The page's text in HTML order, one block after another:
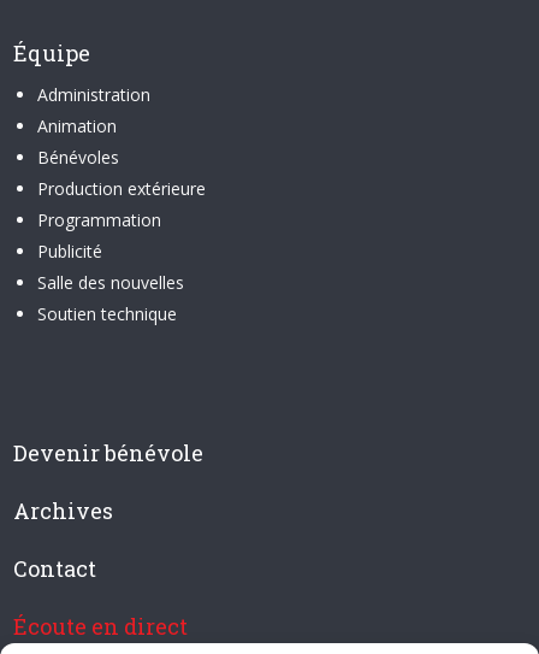
Équipe
Administration
Animation
Bénévoles
Production extérieure
Programmation
Publicité
Salle des nouvelles
Soutien technique
Devenir bénévole
Archives
Contact
Écoute en direct